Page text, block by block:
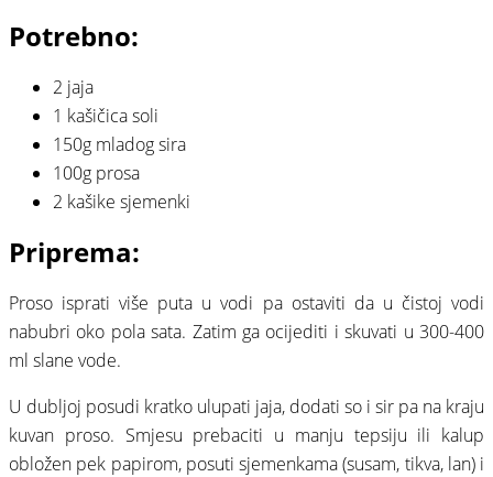
Potrebno:
2 jaja
1 kašičica soli
150g mladog sira
100g prosa
2 kašike sjemenki
Priprema:
Proso isprati više puta u vodi pa ostaviti da u čistoj vodi
nabubri oko pola sata. Zatim ga ocijediti i skuvati u 300-400
ml slane vode.
U dubljoj posudi kratko ulupati jaja, dodati so i sir pa na kraju
kuvan proso. Smjesu prebaciti u manju tepsiju ili kalup
obložen pek papirom, posuti sjemenkama (susam, tikva, lan) i